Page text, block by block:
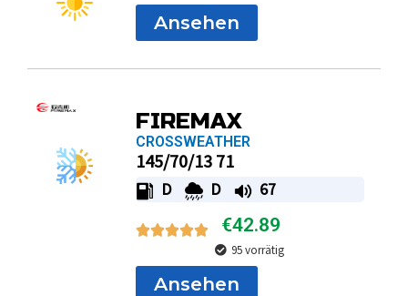
Ansehen
FIREMAX
CROSSWEATHER
145/70/13 71
D D 67
€42.89
95 vorrätig
Ansehen